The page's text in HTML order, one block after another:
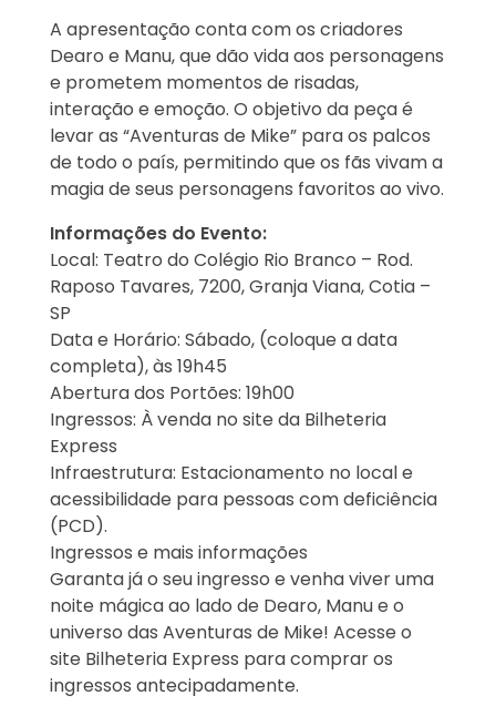
A apresentação conta com os criadores
Dearo e Manu, que dão vida aos personagens
e prometem momentos de risadas,
interação e emoção. O objetivo da peça é
levar as “Aventuras de Mike” para os palcos
de todo o país, permitindo que os fãs vivam a
magia de seus personagens favoritos ao vivo.
Informações do Evento:
Local: Teatro do Colégio Rio Branco – Rod.
Raposo Tavares, 7200, Granja Viana, Cotia –
SP
Data e Horário: Sábado, (coloque a data
completa), às 19h45
Abertura dos Portões: 19h00
Ingressos: À venda no site da Bilheteria
Express
Infraestrutura: Estacionamento no local e
acessibilidade para pessoas com deficiência
(PCD).
Ingressos e mais informações
Garanta já o seu ingresso e venha viver uma
noite mágica ao lado de Dearo, Manu e o
universo das Aventuras de Mike! Acesse o
site Bilheteria Express para comprar os
ingressos antecipadamente.